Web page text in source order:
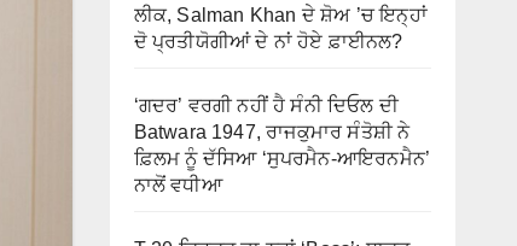
ਲੀਕ, Salman Khan ਦੇ ਸ਼ੋਅ ’ਚ ਇਨ੍ਹਾਂ
ਦੋ ਪ੍ਰਤੀਯੋਗੀਆਂ ਦੇ ਨਾਂ ਹੋਏ ਫ਼ਾਈਨਲ?
‘ਗਦਰ’ ਵਰਗੀ ਨਹੀਂ ਹੈ ਸੰਨੀ ਦਿਓਲ ਦੀ
Batwara 1947, ਰਾਜਕੁਮਾਰ ਸੰਤੋਸ਼ੀ ਨੇ
ਫ਼ਿਲਮ ਨੂੰ ਦੱਸਿਆ ‘ਸੁਪਰਮੈਨ-ਆਇਰਨਮੈਨ’
ਨਾਲੋਂ ਵਧੀਆ